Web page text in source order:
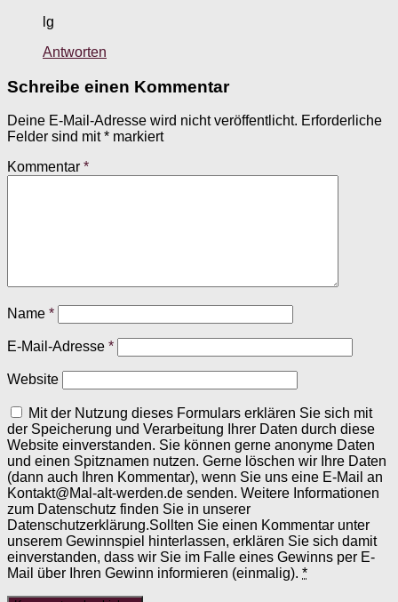
lg
Antworten
Schreibe einen Kommentar
Deine E-Mail-Adresse wird nicht veröffentlicht. Erforderliche
Felder sind mit* markiert
Kommentar *
Name *
E-Mail-Adresse *
Website
Mit der Nutzung dieses Formulars erklären Sie sich mit
der Speicherung und Verarbeitung Ihrer Daten durch diese
Website einverstanden. Sie können gerne anonyme Daten
und einen Spitznamen nutzen. Gerne löschen wir Ihre Daten
(dann auch Ihren Kommentar), wenn Sie uns eine E-Mail an
Kontakt@Mal-alt-werden.de senden. Weitere Informationen
zum Datenschutz finden Sie in unserer
Datenschutzerklärung.Sollten Sie einen Kommentar unter
unserem Gewinnspiel hinterlassen, erklären Sie sich damit
einverstanden, dass wir Sie im Falle eines Gewinns per E-
Mail über Ihren Gewinn informieren (einmalig). *